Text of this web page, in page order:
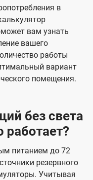
в
вам узнать
вашего
работы
вариант
помещения.
без света
работает?
питанием до 72
резервного
Учитывая